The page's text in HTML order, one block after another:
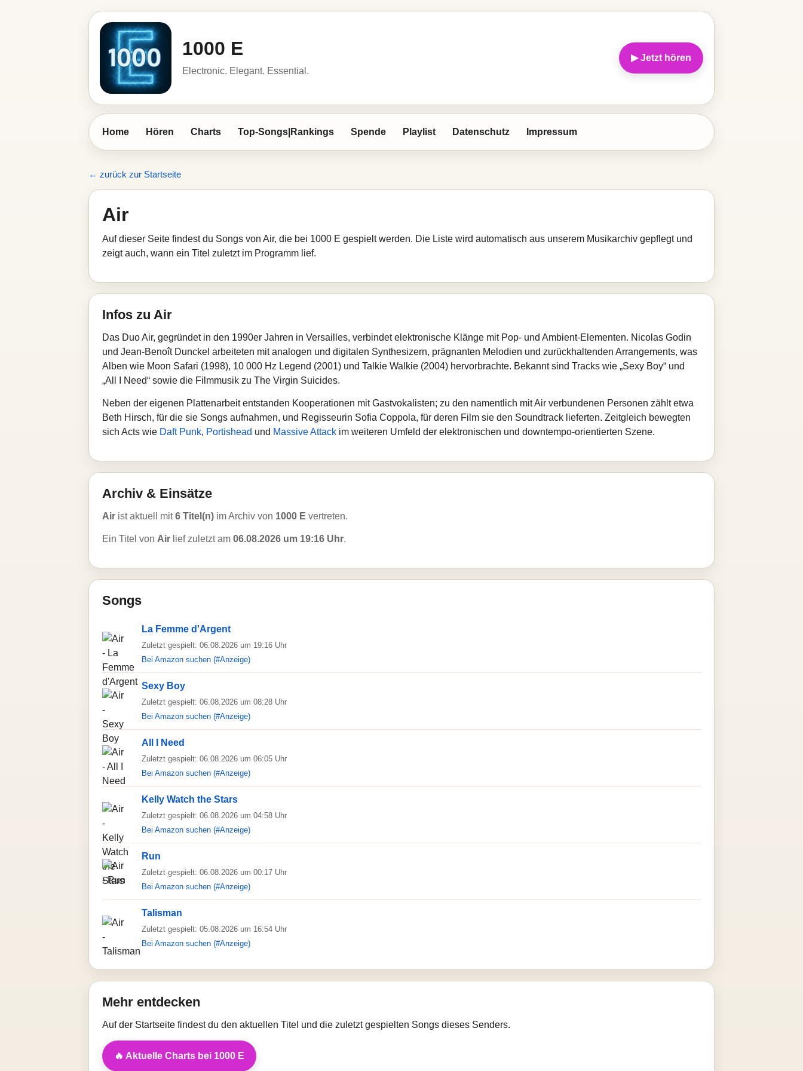
1000 E
Electronic. Elegant. Essential.
▶ Jetzt hören
Home Hören Charts Top-Songs|Rankings Spende Playlist Datenschutz Impressum
← zurück zur Startseite
Air
Auf dieser Seite findest du Songs von Air, die bei 1000 E gespielt werden. Die Liste wird automatisch aus unserem Musikarchiv gepflegt und
zeigt auch, wann ein Titel zuletzt im Programm lief.
Infos zu Air
Das Duo Air, gegründet in den 1990er Jahren in Versailles, verbindet elektronische Klänge mit Pop‑ und Ambient‑Elementen. Nicolas Godin
und Jean‑Benoît Dunckel arbeiteten mit analogen und digitalen Synthesizern, prägnanten Melodien und zurückhaltenden Arrangements, was
Alben wie Moon Safari (1998), 10 000 Hz Legend (2001) und Talkie Walkie (2004) hervorbrachte. Bekannt sind Tracks wie „Sexy Boy“ und
„All I Need“ sowie die Filmmusik zu The Virgin Suicides.
Neben der eigenen Plattenarbeit entstanden Kooperationen mit Gastvokalisten; zu den namentlich mit Air verbundenen Personen zählt etwa
Beth Hirsch, für die sie Songs aufnahmen, und Regisseurin Sofia Coppola, für deren Film sie den Soundtrack lieferten. Zeitgleich bewegten
sich Acts wie Daft Punk, Portishead und Massive Attack im weiteren Umfeld der elektronischen und downtempo‑orientierten Szene.
Archiv & Einsätze
Air ist aktuell mit6 Titel(n) im Archiv von 1000 E vertreten.
Ein Titel von Air lief zuletzt am 06.08.2026 um 19:16 Uhr.
Songs
La Femme d'Argent
Zuletzt gespielt: 06.08.2026 um 19:16 Uhr
Bei Amazon suchen (#Anzeige)
Sexy Boy
Zuletzt gespielt: 06.08.2026 um 08:28 Uhr
Bei Amazon suchen (#Anzeige)
All I Need
Zuletzt gespielt: 06.08.2026 um 06:05 Uhr
Bei Amazon suchen (#Anzeige)
Kelly Watch the Stars
Zuletzt gespielt: 06.08.2026 um 04:58 Uhr
Bei Amazon suchen (#Anzeige)
Run
Zuletzt gespielt: 06.08.2026 um 00:17 Uhr
Bei Amazon suchen (#Anzeige)
Talisman
Zuletzt gespielt: 05.08.2026 um 16:54 Uhr
Bei Amazon suchen (#Anzeige)
Mehr entdecken
Auf der Startseite findest du den aktuellen Titel und die zuletzt gespielten Songs dieses Senders.
🔥 Aktuelle Charts bei 1000 E